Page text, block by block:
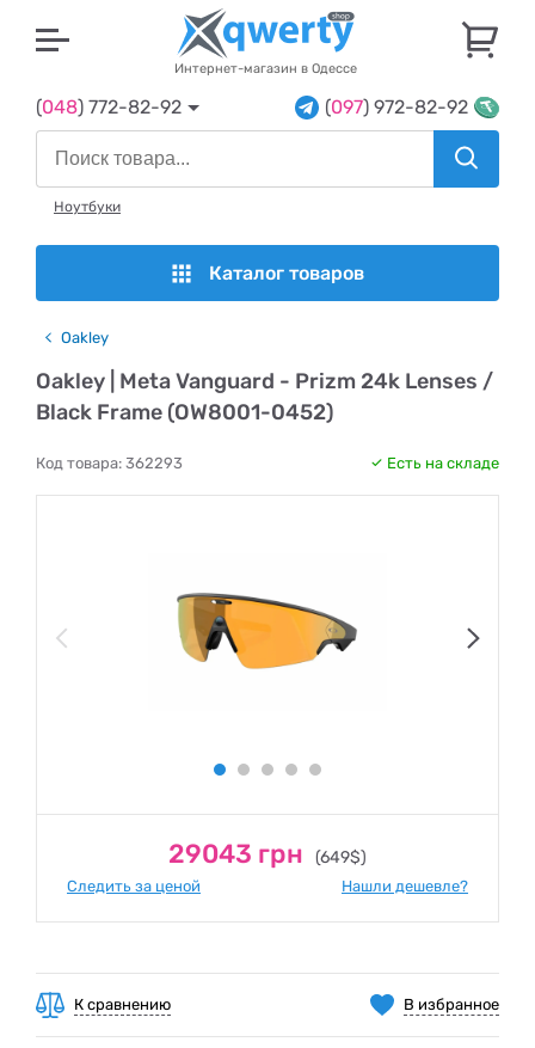
Интернет-магазин в Одессе
(048) 772-82-92 (097) 972-82-92
Ноутбуки
Каталог товаров
Oakley
Oakley | Meta Vanguard - Prizm 24k Lenses /
Black Frame (OW8001-0452)
Код товара: 362293 Есть на складе
29043 грн (649$)
Следить за ценой Нашли дешевле?
В избранное
К сравнению